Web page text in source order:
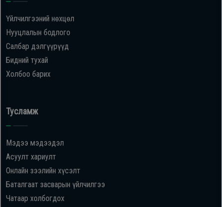
Үйлчилгээний нөхцөл
Нууцлалын бодлого
Салбар дэлгүүрүүд
Бидний тухай
Холбоо барих
Тусламж
Мэдээ мэдээдэл
Асуулт хариулт
Онлайн зээлийн хүсэлт
Баталгаат засварын үйлчилгээ
Чатаар холбогдох